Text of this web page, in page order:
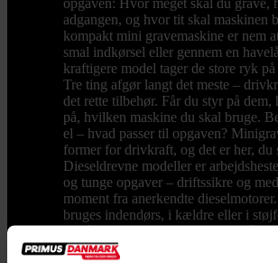
opgaven: Hvor meget skal du grave,
adgangen, og hvor tit skal maskinen
kompakt mini gravemaskine er nem
smal indkørsel eller gennem en
kraftigere model tager de store ryk
Tre ting afgør langt det meste –
det rette tilbehør. Får du styr på dem,
på, hvilken maskine du skal bruge.
el – hvad passer til opgaven?
former for drivkraft, og det er her, du
Dieseldrevne modeller er
og tunge opgaver – driftssikre og
moment fra anerkendte
bruges indendørs, i kældre eller i
områder, er elektriske modeller på
kraft uden udstødning og med